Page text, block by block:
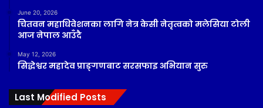
June 20, 2026
चितवन महाधिवेशनका लागि नेत्र केसी नेतृत्वको मलेसिया टोली
आज नेपाल आउँदै
May 12, 2026
सिद्धेश्वर महादेव प्राङ्गणबाट सरसफाइ अभियान सुरु
Last Modified Posts